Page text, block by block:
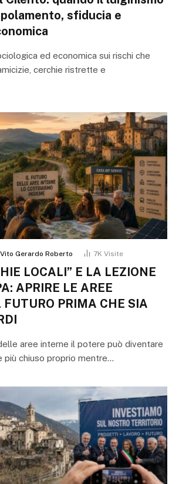
sfiducia e
ed economica sui rischi che
cerchie ristrette e
Vito Gerardo Roberto 7K Visite
LOCALI” E LA LEZIONE
APRIRE LE AREE
PRIMA CHE SIA
aree interne il potere può diventare
più chiuso proprio mentre…